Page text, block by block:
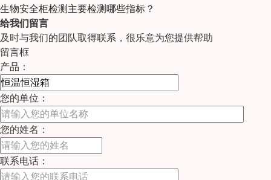
生物安全柜检测主要检测哪些指标？
给我们留言
及时与我们的团队取得联系，很乐意为您提供帮助
留言框
产品：
您的单位：
您的姓名：
联系电话：